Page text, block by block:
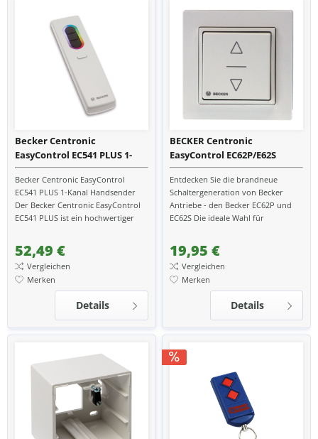
Becker Centronic
EasyControl EC541 PLUS 1-
Kanal Handsender
Becker Centronic EasyControl
EC541 PLUS 1-Kanal Handsender
Der Becker Centronic EasyControl
EC541 PLUS ist ein hochwertiger
Handsender, der...
52,49 €
Vergleichen
Merken
Details
BECKER Centronic
EasyControl EC62P/E62S
Rollladenschalter /
Rollladentaster für
verdrahtete Antriebe
Entdecken Sie die brandneue
Schaltergeneration von Becker
Antriebe - den Becker EC62P und
EC62S Die ideale Wahl für
Hersteller. Mit gewohnt...
19,95 €
Vergleichen
Merken
Details